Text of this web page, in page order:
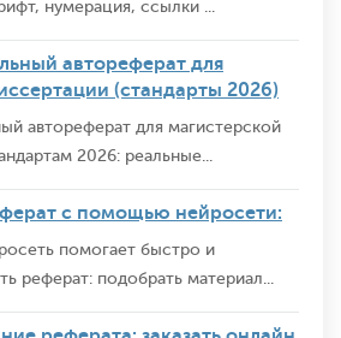
нумерация, ссылки ...
автореферат для
(стандарты 2026)
автореферат для магистерской
2026: реальные...
с помощью нейросети:
помогает быстро и
реферат: подобрать материал...